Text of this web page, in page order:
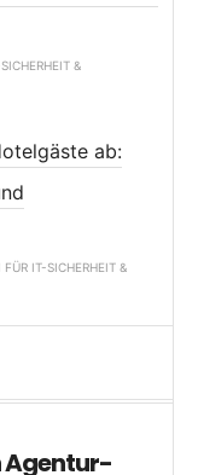
&
ab:
IT-SICHERHEIT &
Agentur-